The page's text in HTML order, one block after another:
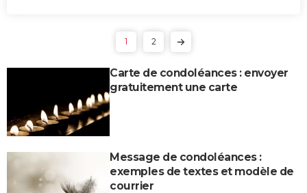
1 2
Carte de condoléances : envoyer
gratuitement une carte
Message de condoléances :
exemples de textes et modèle de
courrier